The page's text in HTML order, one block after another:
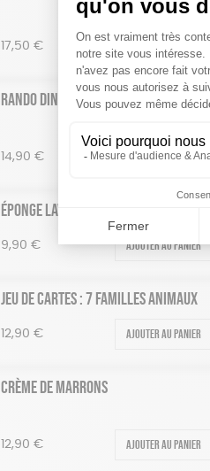
17,50 € Indisponible
RANDO DINGO
14,90 € Ajouter au panier
ÉPONGE LAVABLE ET RÉUTILISABLE
9,90 € Ajouter au panier
JEU DE CARTES : 7 FAMILLES ANIMAUX
12,90 € Ajouter au panier
CRÈME DE MARRONS
12,90 € Ajouter au panier